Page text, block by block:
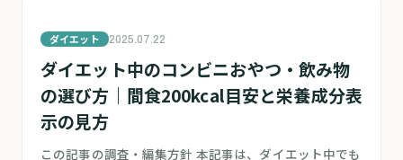
ダイエット 2025.07.22
ダイエット中のコンビニおやつ・飲み物
の選び方｜間食200kcal目安と栄養成分表
示の見方
この記事の調査・編集方針 本記事は、ダイエット中でも